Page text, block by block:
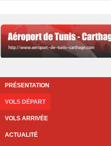
PRÉSENTATION
VOLS DÉPART
VOLS ARRIVÉE
ACTUALITÉ